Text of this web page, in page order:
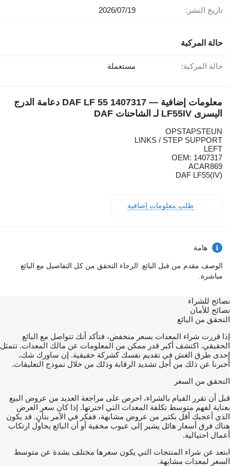
تاريخ النشر: 19‏/07‏/2026
حالة المركبة
حالة المركبة: مستعملة
معلومات إضافية — DAF LF 55 1407317 دعامة الدرج
اليسرى LF55IV لـ الشاحنات DAF
OPSTAPSTEUN
LINKS / STEP SUPPORT
LEFT
OEM: 1407317
ACAR869
DAF LF55(IV)
طلب معلومات إضافية
هامة
الوصف مقدم من قبل البائع. الرجاء التحقق من كل التفاصيل مع البائع
مباشرة.
نصائح للشراء
نصائح للأمان
التحقق من البائع
إذا قررت شراء المعدات بسعر منخفض، فتأكد أنك تتواصل مع البائع
الحقيقي. اكتشف أكبر قدر ممكن من المعلومات عن مالك المعدات. تتمثل
إحدى طرق الغش في تقديم نفسك كشركة حقيقية. إن ساورك شك،
أخبرنا عن ذلك من أجل تشديد الرقابة وذلك من خلال نموذج التعليقات.
التحقق من السعر
قبل أن تقرر القيام بالشراء، احرص على مراجعة العديد من عروض البيع
بعناية لفهم متوسط تكلفة المعدات التي اخترتها. إذا كان سعر العرض
الذي أعجبك أقل بكثير من عروض مشابهة، ففكر في الأمر بتأنٍ. قد يكون
هناك فرق أسعار هائل يشير إلى عيوب مخفية أو أن البائع يحاول ارتكاب
أعمال احتيالية.
ابتعد عن شراء المنتجات التي يكون سعرها مختلف بشدة عن متوسط
السعر لمعدات مشابهة.